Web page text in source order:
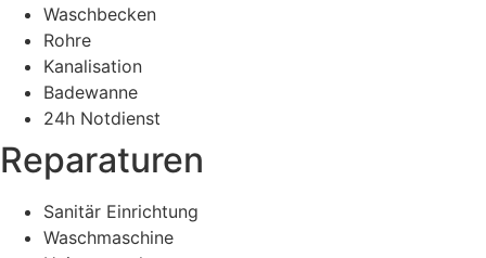
Waschbecken
Rohre
Kanalisation
Badewanne
24h Notdienst
Reparaturen
Sanitär Einrichtung
Waschmaschine